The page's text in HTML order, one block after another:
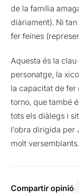
de la família
diàriament). Ni
fer feines
Aquesta és la clau
personatge, la
la capacitat de fer
torno, que també
tots els diàlegs i
l’obra dirigida per
molt versemblants.
Compartir opinió